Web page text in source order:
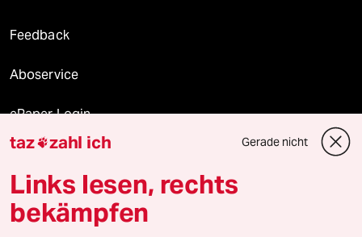
Feedback
Aboservice
ePaper Login
Downloads für Abonnierende
© 2026 taz Verlags und Vertriebs GmbH
taz zahl ich Gerade nicht
Links lesen, rechts
bekämpfen